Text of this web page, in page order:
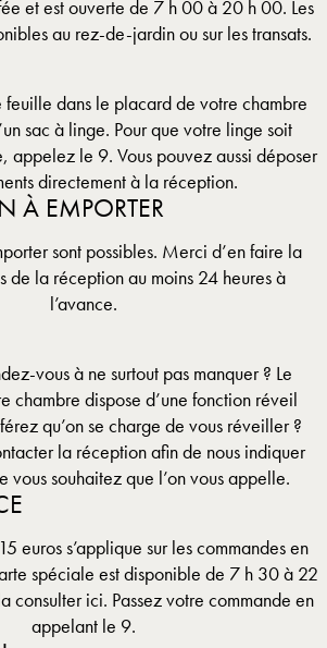
et est ouverte de 7 h 00 à 20 h 00. Les
au rez-de-jardin ou sur les transats.
feuille dans le placard de votre chambre
sac à linge. Pour que votre linge soit
appelez le 9. Vous pouvez aussi déposer
directement à la réception.
À EMPORTER
sont possibles. Merci d’en faire la
de la réception au moins 24 heures à
l’avance.
vous à ne surtout pas manquer ? Le
chambre dispose d’une fonction réveil
qu’on se charge de vous réveiller ?
la réception afin de nous indiquer
vous souhaitez que l’on vous appelle.
euros s’applique sur les commandes en
spéciale est disponible de 7 h 30 à 22
consulter ici. Passez votre commande en
appelant le 9.